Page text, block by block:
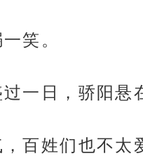
笑。
一日，骄阳悬
百姓们也不太